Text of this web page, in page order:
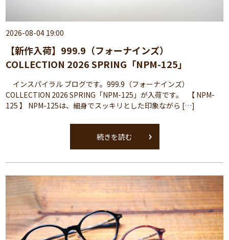
2026-08-04 19:00
【新作入荷】999.9（フォーナインズ）
COLLECTION 2026 SPRING「NPM-125」
インスパイラル ブログです。999.9（フォーナインズ）
COLLECTION 2026 SPRING「NPM-125」が入荷です。 【 NPM-
125 】 NPM-125は、細身でスッキリとした印象ながら […]
続きを読む